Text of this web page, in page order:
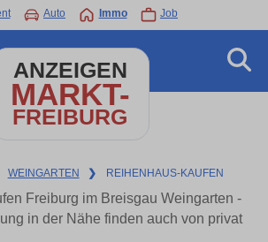
Auto Immo Job
ANZEIGEN
MARKT-
FREIBURG
WEINGARTEN ❯ REIHENHAUS-KAUFEN
Freiburg im Breisgau Weingarten -
in der Nähe finden auch von privat